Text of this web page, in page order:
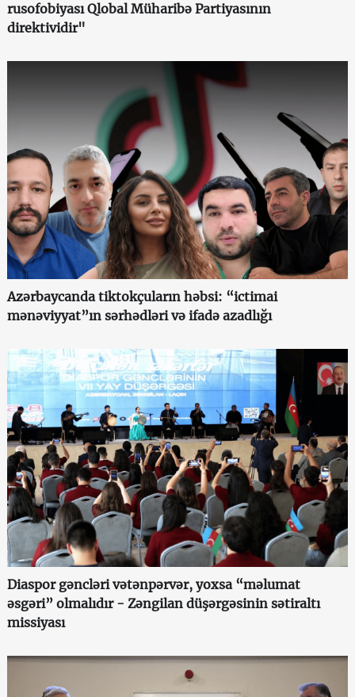
rusofobiyası Qlobal Müharibə Partiyasının
direktividir"
Azərbaycanda tiktokçuların həbsi: “ictimai
mənəviyyat”ın sərhədləri və ifadə azadlığı
Diaspor gəncləri vətənpərvər, yoxsa “məlumat
əsgəri” olmalıdır - Zəngilan düşərgəsinin sətiraltı
missiyası